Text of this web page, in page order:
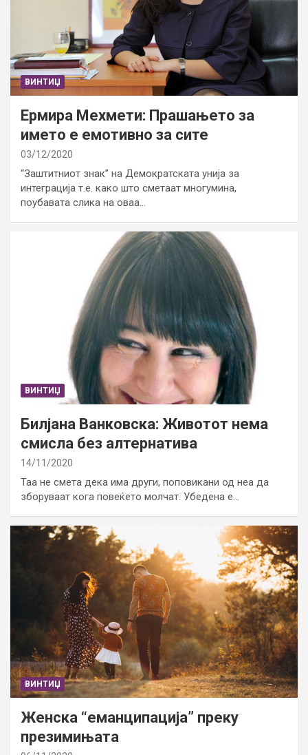
ВИНТИЏ
Ермира Мехмети: Прашањето за
името е емотивно за сите
03/12/2020
“Заштитниот знак” на Демократската унија за
интеграција т.е. како што сметаат многумина,
поубавата слика на оваа…
ВИНТИЏ
Билјана Ванковска: Животот нема
смисла без алтернатива
14/11/2020
Таа не смета дека има други, поповикани од неа да
зборуваат кога повеќето молчат. Убедена е…
ВИНТИЏ
Женска “еманципација” преку
презимињата